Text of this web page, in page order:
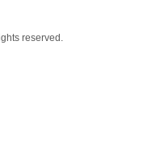
reserved.